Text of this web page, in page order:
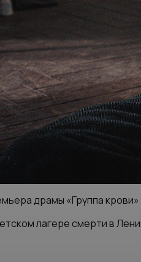
драмы «Группа крови»
лагере смерти в